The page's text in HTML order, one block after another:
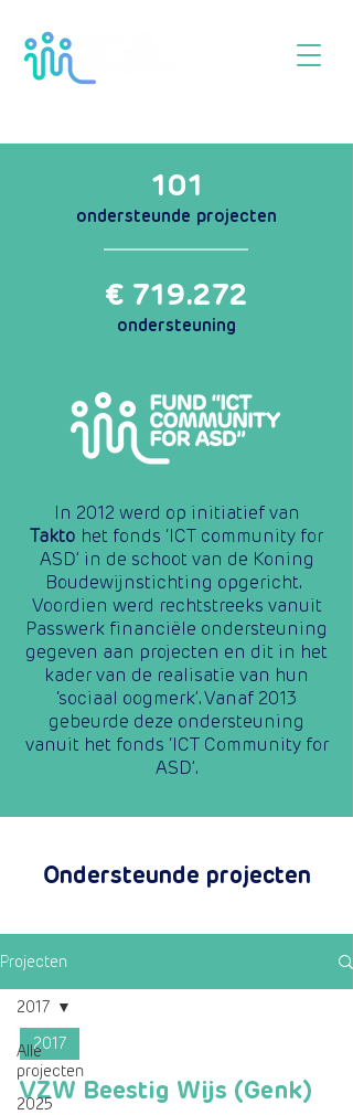
101
ondersteunde projecten
€ 719.272
ondersteuning
In 2012 werd op initiatief van
Takto het fonds ‘ICT community for
ASD’ in de schoot van de Koning
Boudewijnstichting opgericht.
Voordien werd rechtstreeks vanuit
Passwerk financiële ondersteuning
gegeven aan projecten en dit in het
kader van de realisatie van hun
‘sociaal oogmerk’. Vanaf 2013
gebeurde deze ondersteuning
vanuit het fonds ‘ICT Community for
ASD’.
Ondersteunde projecten
Projecten
Alle
projecten
2025
2017
2017
VZW Beestig Wijs (Genk)